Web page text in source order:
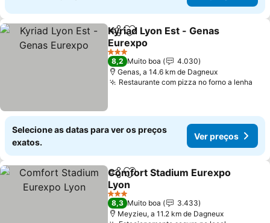
PartilharAdicionar aos favoritos
Kyriad Lyon Est - Genas
Eurexpo
Ver preços
3 Estrelas
8,2 Muito boa
4.030
Genas, a 14.6 km de Dagneux
Restaurante com pizza no forno a lenha
Selecione as datas para ver os preços
exatos.
Ver preços
PartilharAdicionar aos favoritos
Comfort Stadium Eurexpo
Lyon
Ver preços
3 Estrelas
8,3 Muito boa
3.433
Meyzieu, a 11.2 km de Dagneux